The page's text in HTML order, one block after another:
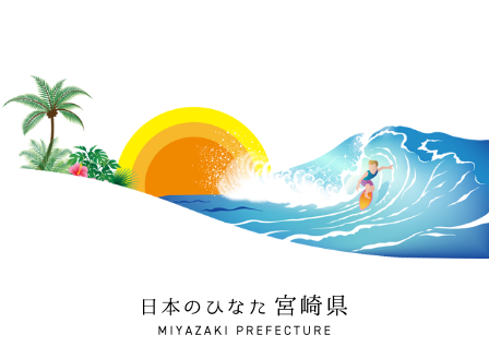
日本のひなた 宮崎県
MIYAZAKI PREFECTURE